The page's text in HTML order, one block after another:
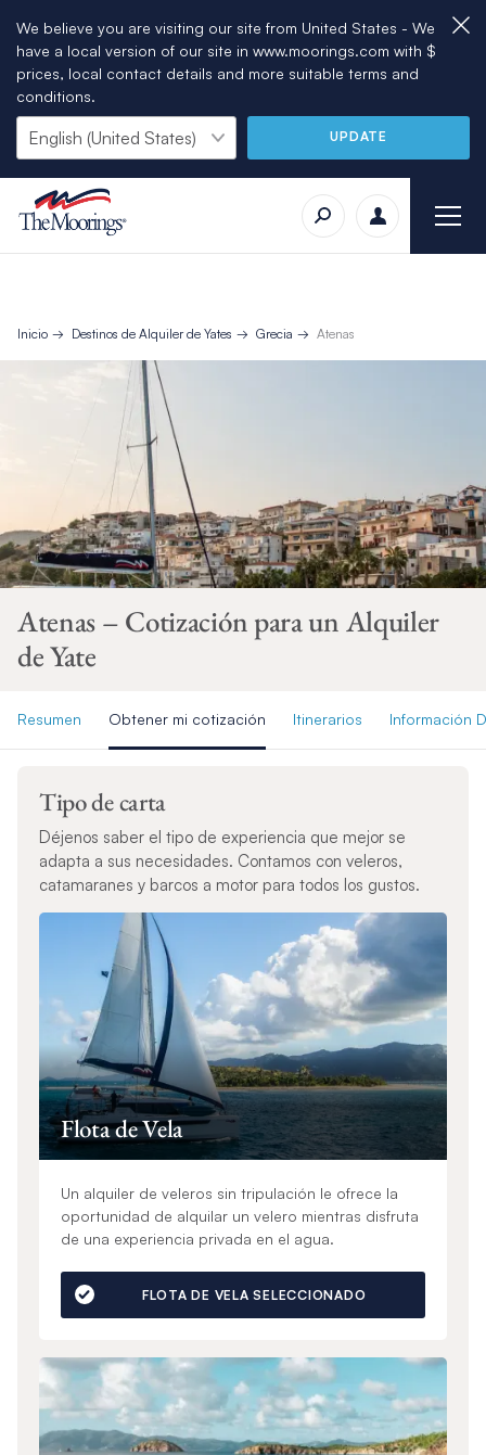
We believe you are visiting our site from United States - We
have a local version of our site in www.moorings.com with $
prices, local contact details and more suitable terms and
conditions.
UPDATE
Inicio Destinos de Alquiler de Yates Grecia Atenas
Atenas – Cotización para un Alquiler
de Yate
Resumen Obtener mi cotización Itinerarios Información
Tipo de carta
Déjenos saber el tipo de experiencia que mejor se
adapta a sus necesidades. Contamos con veleros,
catamaranes y barcos a motor para todos los gustos.
Flota de Vela
Un alquiler de veleros sin tripulación le ofrece la
oportunidad de alquilar un velero mientras disfruta
de una experiencia privada en el agua.
FLOTA DE VELA SELECCIONADO